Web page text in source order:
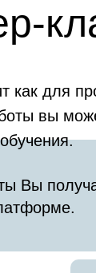
как для
вы
Вы